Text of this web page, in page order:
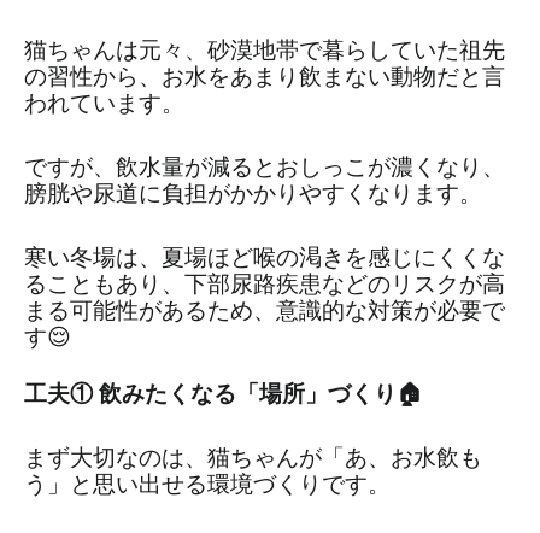
猫ちゃんは元々、砂漠地帯で暮らしていた祖先
の習性から、お水をあまり飲まない動物だと言
われています。
ですが、飲水量が減るとおしっこが濃くなり、
膀胱や尿道に負担がかかりやすくなります。
寒い冬場は、夏場ほど喉の渇きを感じにくくな
ることもあり、下部尿路疾患などのリスクが高
まる可能性があるため、意識的な対策が必要で
す😌
工夫① 飲みたくなる「場所」づくり🏠
まず大切なのは、猫ちゃんが「あ、お水飲も
う」と思い出せる環境づくりです。